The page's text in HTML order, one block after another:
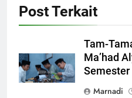
Post Terkait
Tam-
Ma’had
Semester
Marnadi